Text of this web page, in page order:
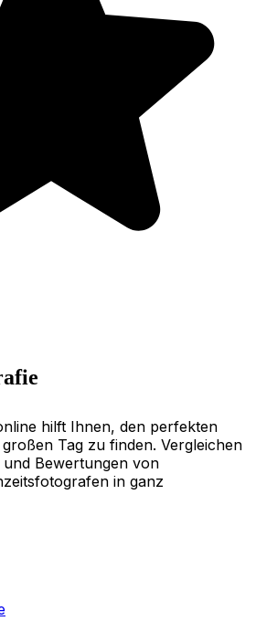
hilft Ihnen, den perfekten
Tag zu finden. Vergleichen
Bewertungen von
in ganz